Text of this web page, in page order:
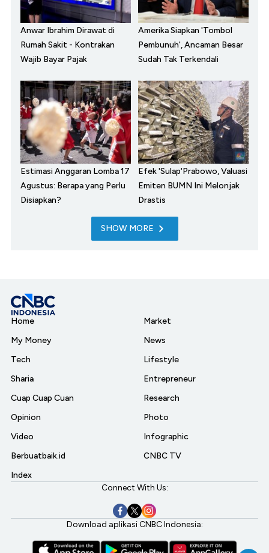
Anwar Ibrahim Dirawat di
Rumah Sakit - Kontrakan
Wajib Bayar Pajak
Amerika Siapkan 'Tombol
Pembunuh', Ancaman Besar
Sudah Tak Terkendali
Estimasi Anggaran Lomba 17
Agustus: Berapa yang Perlu
Disiapkan?
Efek 'Sulap'Prabowo, Valuasi
Emiten BUMN Ini Melonjak
Drastis
SHOW MORE
Home
My Money
Tech
Sharia
Cuap Cuap Cuan
Opinion
Video
Berbuatbaik.id
Index
Market
News
Lifestyle
Entrepreneur
Research
Photo
Infographic
CNBC TV
Connect With Us:
Download aplikasi CNBC Indonesia: